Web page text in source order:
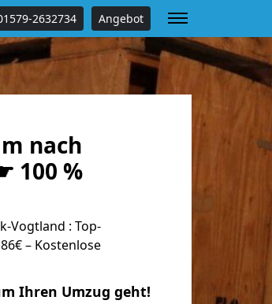
2632734 Angebot
nach
100 %
Vogtland : Top-
– Kostenlose
Ihren Umzug geht!